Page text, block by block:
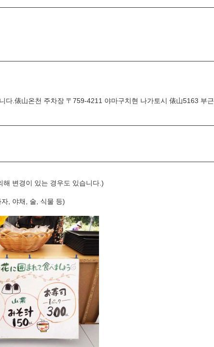
.俵山온천 주차장 〒759-4211 야마구치현 나가토시 俵山5163 부근
변경이 있는 경우도 있습니다.)
자, 야채, 술, 식물 등)